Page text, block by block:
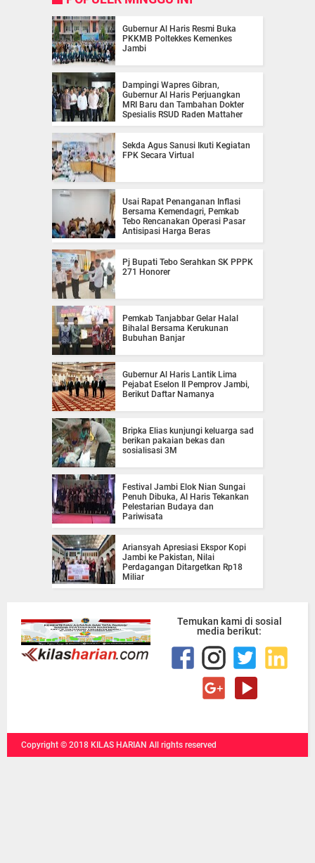
Gubernur Al Haris Resmi Buka
PKKMB Poltekkes Kemenkes
Jambi
Dampingi Wapres Gibran,
Gubernur Al Haris Perjuangkan
MRI Baru dan Tambahan Dokter
Spesialis RSUD Raden Mattaher
Sekda Agus Sanusi Ikuti Kegiatan
FPK Secara Virtual
Usai Rapat Penanganan Inflasi
Bersama Kemendagri, Pemkab
Tebo Rencanakan Operasi Pasar
Antisipasi Harga Beras
Pj Bupati Tebo Serahkan SK PPPK
271 Honorer
Pemkab Tanjabbar Gelar Halal
Bihalal Bersama Kerukunan
Bubuhan Banjar
Gubernur Al Haris Lantik Lima
Pejabat Eselon II Pemprov Jambi,
Berikut Daftar Namanya
Bripka Elias kunjungi keluarga sad
berikan pakaian bekas dan
sosialisasi 3M
Festival Jambi Elok Nian Sungai
Penuh Dibuka, Al Haris Tekankan
Pelestarian Budaya dan
Pariwisata
Ariansyah Apresiasi Ekspor Kopi
Jambi ke Pakistan, Nilai
Perdagangan Ditargetkan Rp18
Miliar
Temukan kami di sosial
media berikut:
Copyright © 2018 KILAS HARIAN All rights reserved